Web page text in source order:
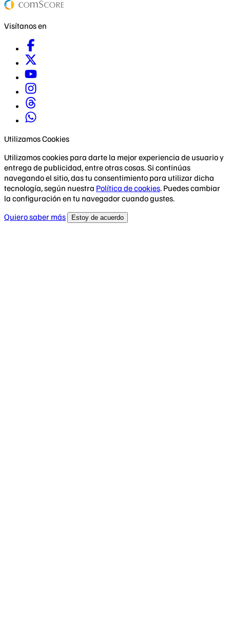
Visítanos en
Utilizamos Cookies
Utilizamos cookies para darte la mejor experiencia de usuario y
entrega de publicidad, entre otras cosas. Si continúas
navegando el sitio, das tu consentimiento para utilizar dicha
tecnología, según nuestra Política de cookies. Puedes cambiar
la configuración en tu navegador cuando gustes.
Quiero saber más
Estoy de acuerdo